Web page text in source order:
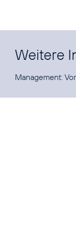
Weitere
Management: